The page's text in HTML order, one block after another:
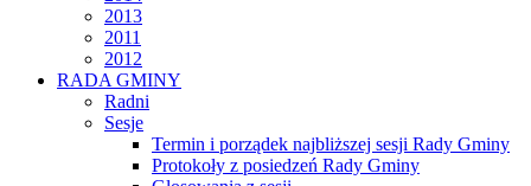
2013
2011
2012
RADA GMINY
Radni
Sesje
Termin i porządek najbliższej sesji Rady Gminy
Protokoły z posiedzeń Rady Gminy